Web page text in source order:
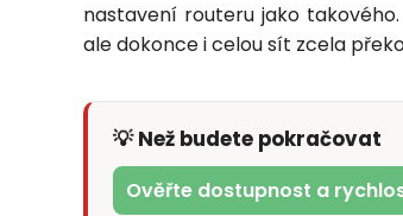
nastavení routeru jako
ale dokonce i celou sít zcela
💡 Než budete pokračovat
Ověřte dostupnost a